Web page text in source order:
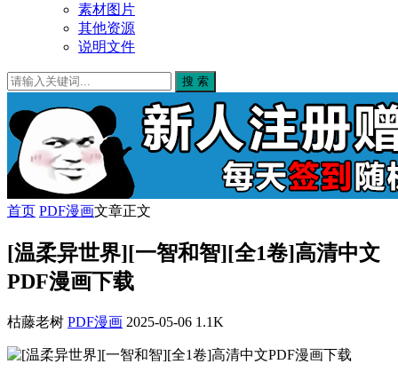
素材图片
其他资源
说明文件
搜 索
首页 PDF漫画文章正文
[温柔异世界][一智和智][全1卷]高清中文
PDF漫画下载
枯藤老树 PDF漫画 2025-05-06 1.1K